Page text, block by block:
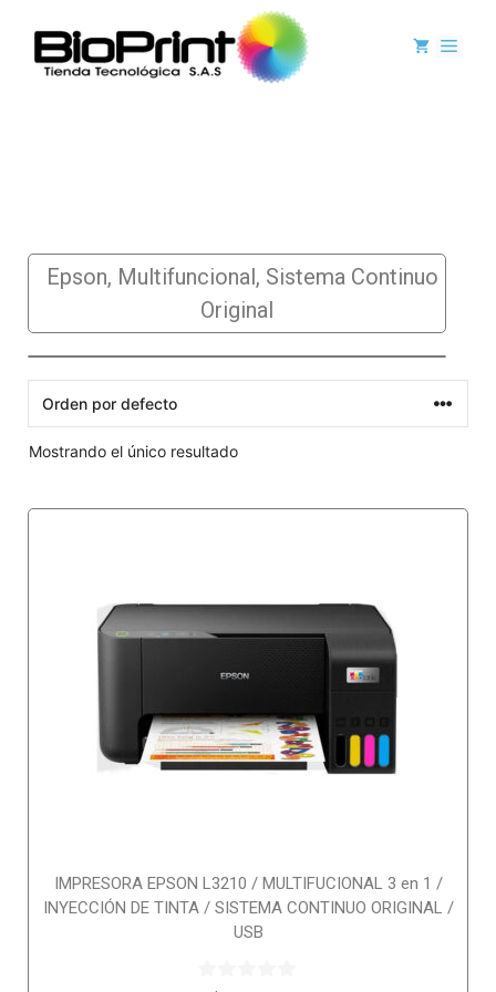
Epson, Multifuncional, Sistema Continuo
Original
Mostrando el único resultado
IMPRESORA EPSON L3210 / MULTIFUCIONAL 3 en 1 /
INYECCIÓN DE TINTA / SISTEMA CONTINUO ORIGINAL /
USB